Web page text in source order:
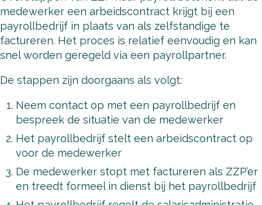
medewerker een arbeidscontract krijgt bij een
payrollbedrijf in plaats van als zelfstandige te
factureren. Het proces is relatief eenvoudig en kan
snel worden geregeld via een payrollpartner.
De stappen zijn doorgaans als volgt:
Neem contact op met een payrollbedrijf en
bespreek de situatie van de medewerker
Het payrollbedrijf stelt een arbeidscontract op
voor de medewerker
De medewerker stopt met factureren als ZZP’er
en treedt formeel in dienst bij het payrollbedrijf